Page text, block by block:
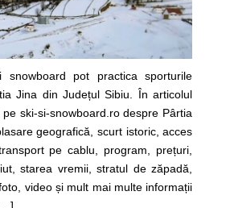
pot practica sporturile
Jina din Județul Sibiu. În articolul
ski-si-snowboard.ro despre Pârtia
geografică, scurt istoric, acces
pe cablu, program, prețuri,
starea vremii, stratul de zăpadă,
video și mult mai multe informații